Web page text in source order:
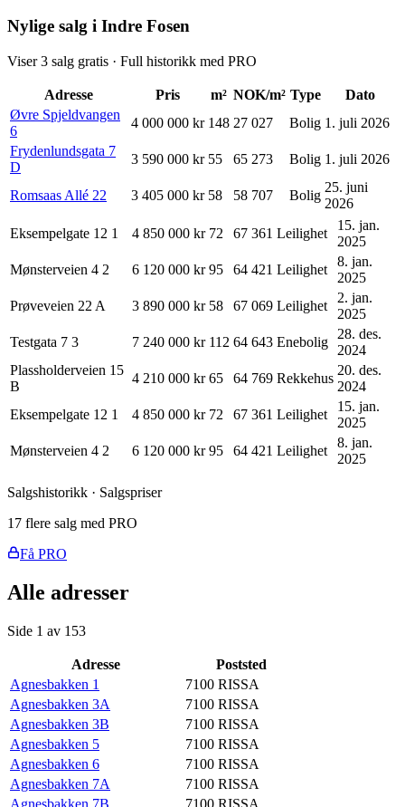
Nylige salg i Indre Fosen
Viser3 salg gratis · Full historikk med PRO
Adresse Pris m² NOK/m² Type
Dato
Øvre Spjeldvangen
6
4 000 000 kr 148 27 027 Bolig 1. juli 2026
Frydenlundsgata 7
D
3 590 000 kr 55 65 273 Bolig 1. juli 2026
Romsaas Allé 22 3 405 000 kr 58 58 707 Bolig
25. juni
2026
Eksempelgate 12 1 4 850 000 kr 72 67 361 Leilighet
15. jan.
2025
Mønsterveien 4 2 6 120 000 kr 95 64 421 Leilighet
8. jan.
2025
Prøveveien 22 A 3 890 000 kr 58 67 069 Leilighet
2. jan.
2025
Testgata 7 3 7 240 000 kr 112 64 643 Enebolig
28. des.
2024
Plassholderveien 15
B
4 210 000 kr 65 64 769 Rekkehus
20. des.
2024
Eksempelgate 12 1 4 850 000 kr 72 67 361 Leilighet
15. jan.
2025
Mønsterveien 4 2 6 120 000 kr 95 64 421 Leilighet
8. jan.
2025
Salgshistorikk · Salgspriser
17 flere salg med PRO
Få PRO
Alle adresser
Side 1 av 153
Adresse
Poststed
Agnesbakken 1
7100 RISSA
Agnesbakken 3A
7100 RISSA
Agnesbakken 3B
7100 RISSA
Agnesbakken 5
7100 RISSA
Agnesbakken 6
7100 RISSA
Agnesbakken 7A
7100 RISSA
Agnesbakken 7B
7100 RISSA